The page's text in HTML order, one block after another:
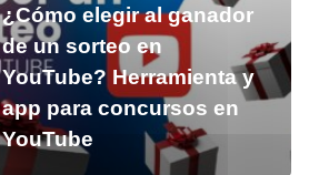
¿Cómo elegir al ganador
de un sorteo en
YouTube? Herramienta y
app para concursos en
YouTube